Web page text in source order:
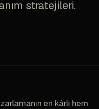
stratejileri.
en kârlı hem